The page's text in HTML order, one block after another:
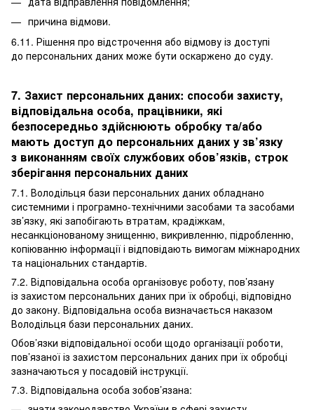
причина відмови.
6.11. Рішення про відстрочення або відмову із доступі
до персональних даних може бути оскаржено до суду.
7. Захист персональних даних: способи захисту,
відповідальна особа, працівники, які
безпосередньо здійснюють обробку та/або
мають доступ до персональних даних у зв’язку
з виконанням своїх службових обов’язків, строк
зберігання персональних даних
7.1. Володільця бази персональних даних обладнано
системними і програмно-технічними засобами та засобами
зв’язку, які запобігають втратам, крадіжкам,
несанкціонованому знищенню, викривленню, підробленню,
копіюванню інформації і відповідають вимогам міжнародних
та національних стандартів.
7.2. Відповідальна особа організовує роботу, пов’язану
із захистом персональних даних при їх обробці, відповідно
до закону. Відповідальна особа визначається наказом
Володільця бази персональних даних.
Обов’язки відповідальної особи щодо організації роботи,
пов’язаної із захистом персональних даних при їх обробці
зазначаються у посадовій інструкції.
7.3. Відповідальна особа зобов’язана: